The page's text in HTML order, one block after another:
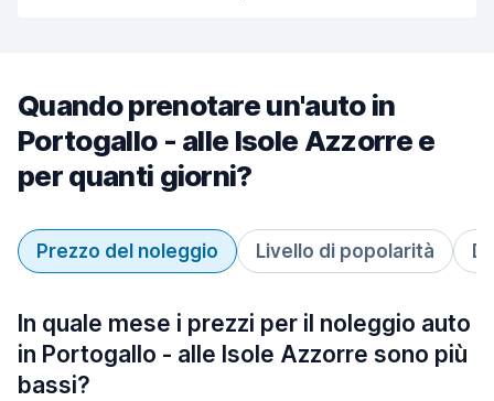
Quando prenotare un'auto in
Portogallo - alle Isole Azzorre e
per quanti giorni?
Prezzo del noleggio Livello di popolarità
In quale mese i prezzi per il noleggio auto
in Portogallo - alle Isole Azzorre sono più
bassi?